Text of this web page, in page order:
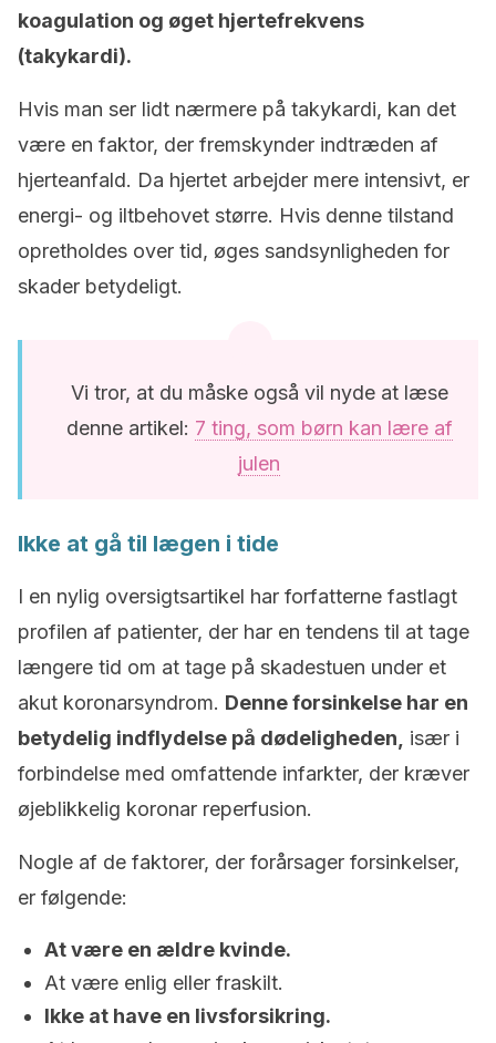
koagulation og øget hjertefrekvens
(takykardi).
Hvis man ser lidt nærmere på takykardi, kan det
være en faktor, der fremskynder indtræden af
hjerteanfald. Da hjertet arbejder mere intensivt, er
energi- og iltbehovet større. Hvis denne tilstand
opretholdes over tid, øges sandsynligheden for
skader betydeligt.
Vi tror, at du måske også vil nyde at læse
denne artikel: 7 ting, som børn kan lære af
julen
Ikke at gå til lægen i tide
I en nylig oversigtsartikel har forfatterne fastlagt
profilen af patienter, der har en tendens til at tage
længere tid om at tage på skadestuen under et
akut koronarsyndrom. Denne forsinkelse har en
betydelig indflydelse på dødeligheden,
især i
forbindelse med omfattende infarkter, der kræver
øjeblikkelig koronar reperfusion.
Nogle af de faktorer, der forårsager forsinkelser,
er følgende:
At være en ældre kvinde.
At være enlig eller fraskilt.
Ikke at have en livsforsikring.